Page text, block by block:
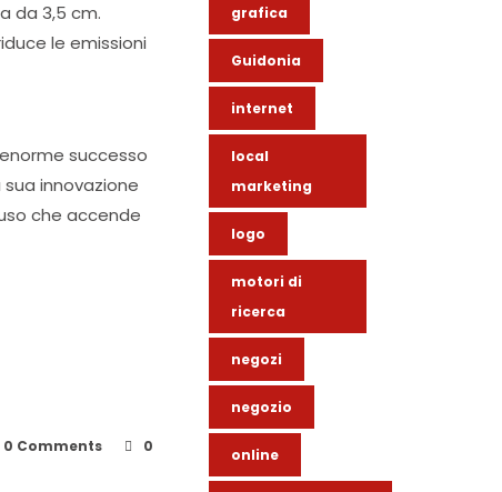
da 3,5 cm.
le emissioni
successo
innovazione
che accende
0 Comments 0
grafica
Guidonia
internet
local
marketing
logo
motori di
ricerca
negozi
negozio
online